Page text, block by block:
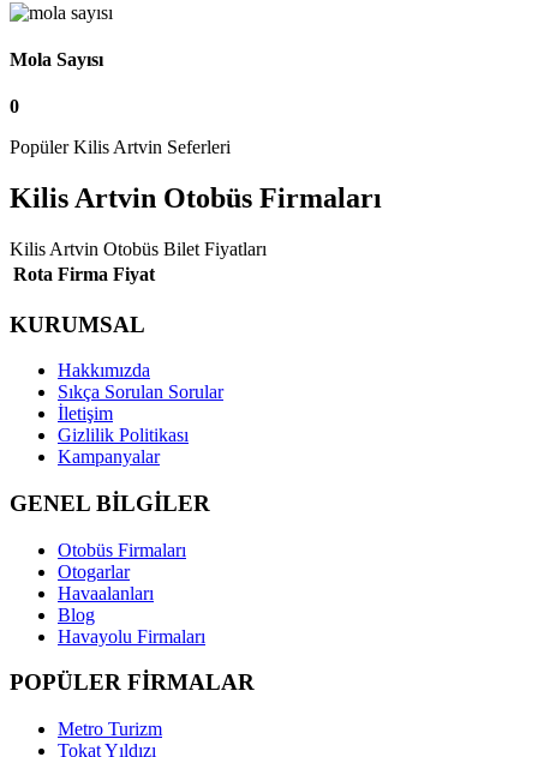
Mola Sayısı
0
Popüler Kilis Artvin Seferleri
Kilis Artvin Otobüs Firmaları
Kilis Artvin Otobüs Bilet Fiyatları
Rota Firma Fiyat
KURUMSAL
Hakkımızda
Sıkça Sorulan Sorular
İletişim
Gizlilik Politikası
Kampanyalar
GENEL BİLGİLER
Otobüs Firmaları
Otogarlar
Havaalanları
Blog
Havayolu Firmaları
POPÜLER FİRMALAR
Metro Turizm
Tokat Yıldızı